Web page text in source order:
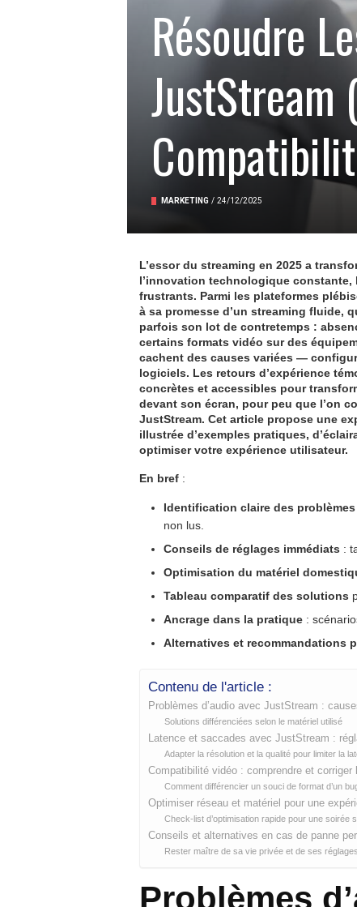
Résoudre
JustStream
MARKETING / 24/12/2025
L’essor du streaming en 2025 a
l’innovation technologique
frustrants. Parmi les plateformes
à sa promesse d’un streaming fluide,
parfois son lot de contretemps :
certains formats vidéo sur des
cachent des causes variées —
logiciels. Les retours d’expérience
concrètes et accessibles pour
devant son écran, pour peu que l’on
JustStream. Cet article propose une
illustrée d’exemples pratiques,
optimiser votre expérience utilisateur.
En bref :
Identification claire des
non lus.
Conseils de réglages immédiats :
Optimisation du matériel
Tableau comparatif des solutions
Ancrage dans la pratique :
Alternatives et recommandations
Contenu de l'article :
Problèmes d’audio avec JustStream :
Solutions différenciées selon le matériel utilisé
Latence et saccades avec JustStream :
Adapter la résolution et la qualité pour limiter la
Compatibilité vidéo : comprendre et
Comment différencier un souci de format d’un
Optimiser réseau et matériel pour une
Check-list d’optimisation rapide pour une soirée
Conseils et alternatives en cas de panne
Rester maître de sa vie privée et de ses réglages
Problèmes